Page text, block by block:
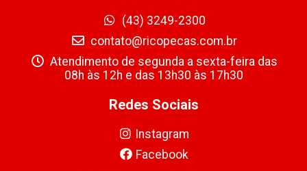
(43) 3249-2300
contato@ricopecas.com.br
Atendimento de segunda a sexta-feira das
08h às 12h e das 13h30 às 17h30
Redes Sociais
Instagram
Facebook